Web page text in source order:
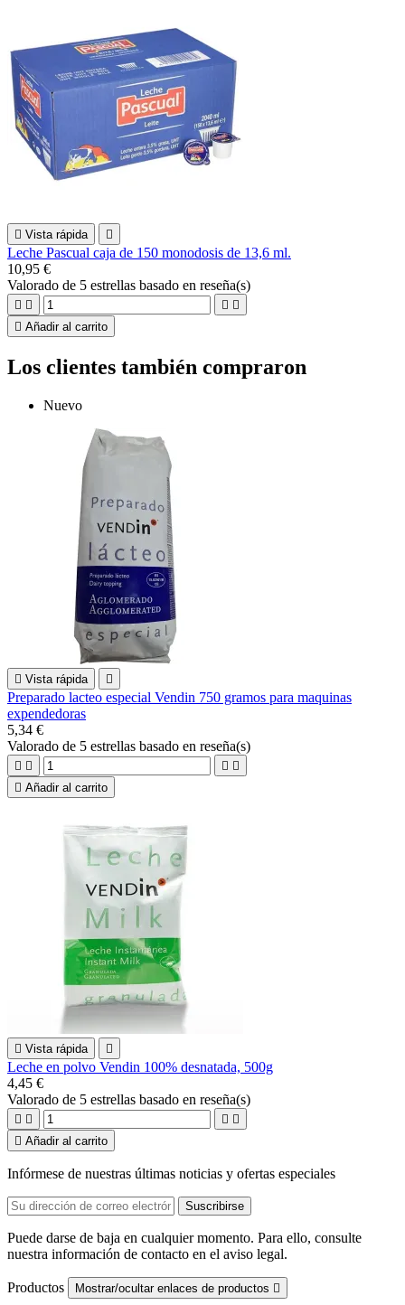
 Vista rápida 
Leche Pascual caja de 150 monodosis de 13,6 ml.
10,95 €
Valorado de 5 estrellas basado en reseña(s)
   
 Añadir al carrito
Los clientes también compraron
Nuevo
 Vista rápida 
Preparado lacteo especial Vendin 750 gramos para maquinas
expendedoras
5,34 €
Valorado de 5 estrellas basado en reseña(s)
   
 Añadir al carrito
 Vista rápida 
Leche en polvo Vendin 100% desnatada, 500g
4,45 €
Valorado de 5 estrellas basado en reseña(s)
   
 Añadir al carrito
Infórmese de nuestras últimas noticias y ofertas especiales
Puede darse de baja en cualquier momento. Para ello, consulte
nuestra información de contacto en el aviso legal.
Productos Mostrar/ocultar enlaces de productos 